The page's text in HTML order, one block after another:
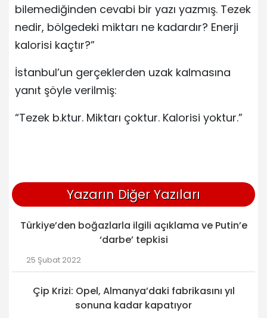
bilemediğinden cevabi bir yazı yazmış. Tezek
nedir, bölgedeki miktarı ne kadardır? Enerji
kalorisi kaçtır?”
İstanbul’un gerçeklerden uzak kalmasına
yanıt şöyle verilmiş:
“Tezek b.ktur. Miktarı çoktur. Kalorisi yoktur.”
Yazarın Diğer Yazıları
Türkiye’den boğazlarla ilgili açıklama ve Putin’e
‘darbe’ tepkisi
25 Şubat 2022
Çip Krizi: Opel, Almanya’daki fabrikasını yıl
sonuna kadar kapatıyor